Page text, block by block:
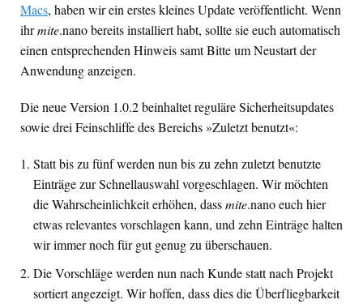
Macs, haben wir ein erstes kleines Update veröffentlicht. Wenn
ihrmite.nano bereits installiert habt, sollte sie euch automatisch
einen entsprechenden Hinweis samt Bitte um Neustart der
Anwendung anzeigen.
Die neue Version 1.0.2 beinhaltet reguläre Sicherheitsupdates
sowie drei Feinschliffe des Bereichs »Zuletzt benutzt«:
Statt bis zu fünf werden nun bis zu zehn zuletzt benutzte
Einträge zur Schnellauswahl vorgeschlagen. Wir möchten
die Wahrscheinlichkeit erhöhen, dassmite.nano euch hier
etwas relevantes vorschlagen kann, und zehn Einträge halten
wir immer noch für gut genug zu überschauen.
Die Vorschläge werden nun nach Kunde statt nach Projekt
sortiert angezeigt. Wir hoffen, dass dies die Überfliegbarkeit